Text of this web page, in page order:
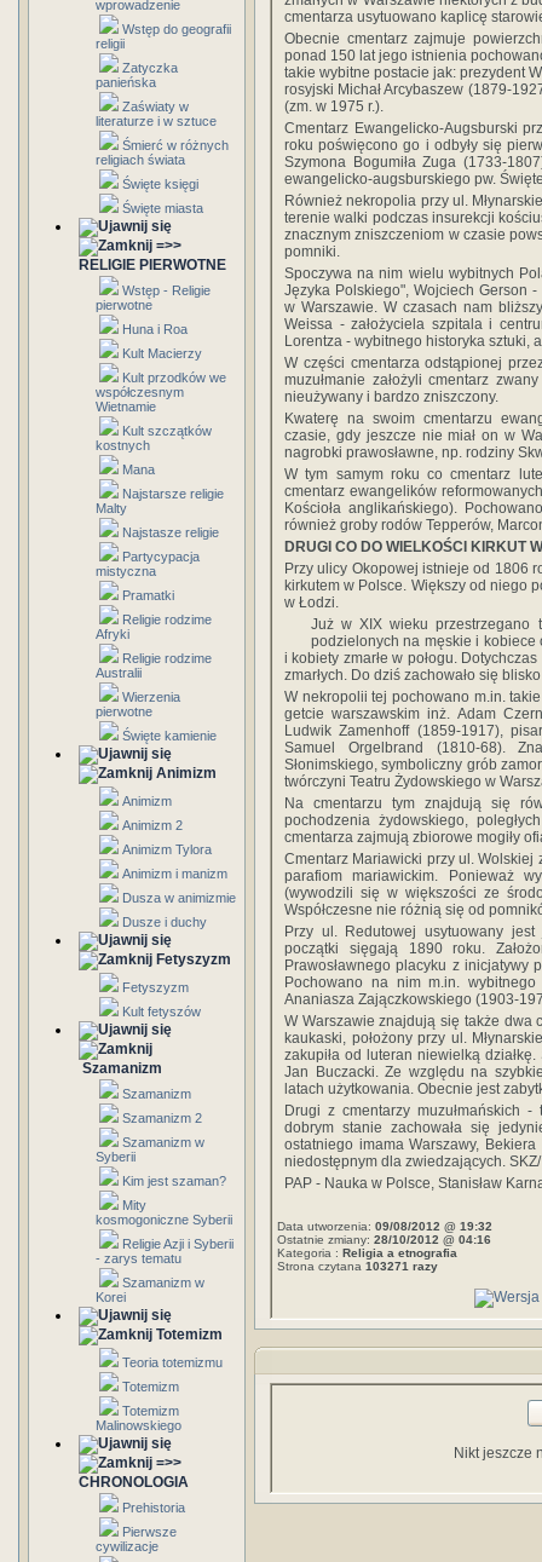
wprowadzenie
Wstęp do geografii
religii
Zatyczka
panieńska
Zaświaty w
literaturze i w sztuce
Śmierć w różnych
religiach świata
Święte księgi
Święte miasta
=>>
RELIGIE PIERWOTNE
Wstęp - Religie
pierwotne
Huna i Roa
Kult Macierzy
Kult przodków we
współczesnym
Wietnamie
Kult szczątków
kostnych
Mana
Najstarsze religie
Malty
Najstasze religie
Partycypacja
mistyczna
Pramatki
Religie rodzime
Afryki
Religie rodzime
Australii
Wierzenia
pierwotne
Święte kamienie
Animizm
Animizm
Animizm 2
Animizm Tylora
Animizm i manizm
Dusza w animizmie
Dusze i duchy
Fetyszyzm
Fetyszyzm
Kult fetyszów
Szamanizm
Szamanizm
Szamanizm 2
Szamanizm w
Syberii
Kim jest szaman?
Mity
kosmogoniczne Syberii
Religie Azji i Syberii
- zarys tematu
Szamanizm w
Korei
Totemizm
Teoria totemizmu
Totemizm
Totemizm
Malinowskiego
=>>
CHRONOLOGIA
Prehistoria
Pierwsze
cywilizacje
cmentarza usytuowano kaplicę
Obecnie cmentarz zajmuje
ponad 150 lat jego istnienia
takie wybitne postacie jak: prezydent
rosyjski Michał Arcybaszew (1879-
(zm. w 1975 r.).
Cmentarz Ewangelicko-Augsburski
roku poświęcono go i odbyły się
Szymona Bogumiła Zuga (1733-
ewangelicko-augsburskiego pw.
Również nekropolia przy ul.
terenie walki podczas insurekcji
znacznym zniszczeniom w czasie
pomniki.
Spoczywa na nim wielu wybitnych
Języka Polskiego", Wojciech Gerson
w Warszawie. W czasach nam
Weissa - założyciela szpitala i
Lorentza - wybitnego historyka sztuki,
W części cmentarza odstąpionej
muzułmanie założyli cmentarz
nieużywany i bardzo zniszczony.
Kwaterę na swoim cmentarzu
czasie, gdy jeszcze nie miał on w
nagrobki prawosławne, np. rodziny
W tym samym roku co cmentarz
cmentarz ewangelików
Kościoła anglikańskiego).
również groby rodów Tepperów,
DRUGI CO DO WIELKOŚCI KIRKUT
Przy ulicy Okopowej istnieje od 1806
kirkutem w Polsce. Większy od niego
w Łodzi.
Już w XIX wieku przestrzegano
podzielonych na męskie i kobiece
i kobiety zmarłe w połogu.
zmarłych. Do dziś zachowało się
W nekropolii tej pochowano m.in.
getcie warszawskim inż. Adam
Ludwik Zamenhoff (1859-1917),
Samuel Orgelbrand (1810-68).
Słonimskiego, symboliczny grób
twórczyni Teatru Żydowskiego w
Na cmentarzu tym znajdują się
pochodzenia żydowskiego,
cmentarza zajmują zbiorowe mogiły
Cmentarz Mariawicki przy ul. Wolskiej
parafiom mariawickim. Ponieważ
(wywodzili się w większości ze
Współczesne nie różnią się od
Przy ul. Redutowej usytuowany
początki sięgają 1890 roku.
Prawosławnego placyku z inicjatywy
Pochowano na nim m.in. wybitnego
Ananiasza Zajączkowskiego (1903-
W Warszawie znajdują się także dwa
kaukaski, położony przy ul.
zakupiła od luteran niewielką
Jan Buczacki. Ze względu na
latach użytkowania. Obecnie jest
Drugi z cmentarzy muzułmańskich
dobrym stanie zachowała się
ostatniego imama Warszawy,
niedostępnym dla zwiedzających.
PAP - Nauka w Polsce, Stanisław
Data utworzenia: 09/08/2012 @ 19:32
Ostatnie zmiany: 28/10/2012 @ 04:16
Kategoria : Religia a etnografia
Strona czytana 103271 razy
Nikt jeszcze